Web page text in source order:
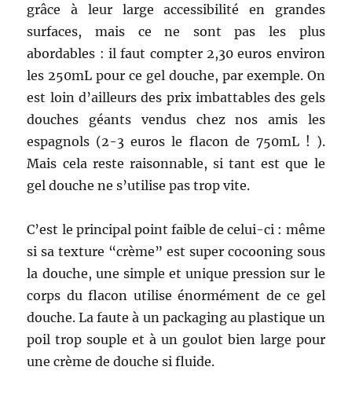
grâce à leur large accessibilité en grandes
surfaces, mais ce ne sont pas les plus
abordables : il faut compter 2,30 euros environ
les 250mL pour ce gel douche, par exemple. On
est loin d’ailleurs des prix imbattables des gels
douches géants vendus chez nos amis les
espagnols (2-3 euros le flacon de 750mL ! ).
Mais cela reste raisonnable, si tant est que le
gel douche ne s’utilise pas trop vite.
C’est le principal point faible de celui-ci : même
si sa texture “crème” est super cocooning sous
la douche, une simple et unique pression sur le
corps du flacon utilise énormément de ce gel
douche. La faute à un packaging au plastique un
poil trop souple et à un goulot bien large pour
une crème de douche si fluide.